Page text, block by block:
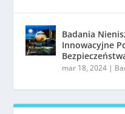
Badania
Innowacyjne
mar 18, 2024 |